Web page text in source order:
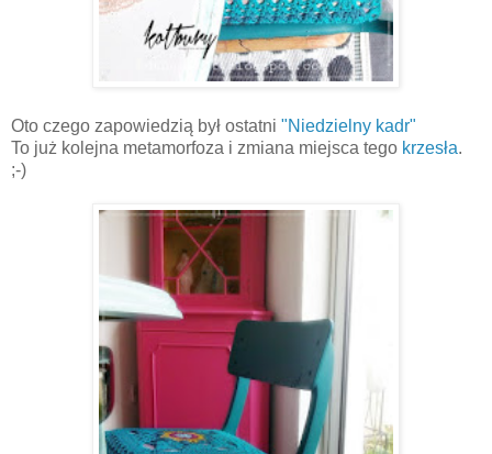
Oto czego zapowiedzią był ostatni "Niedzielny kadr"
To już kolejna metamorfoza i zmiana miejsca tego krzesła.
;-)